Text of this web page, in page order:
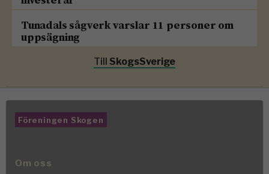
Tunadals sågverk varslar 11 personer om
uppsägning
Till SkogsSverige
Föreningen Skogen
Om oss